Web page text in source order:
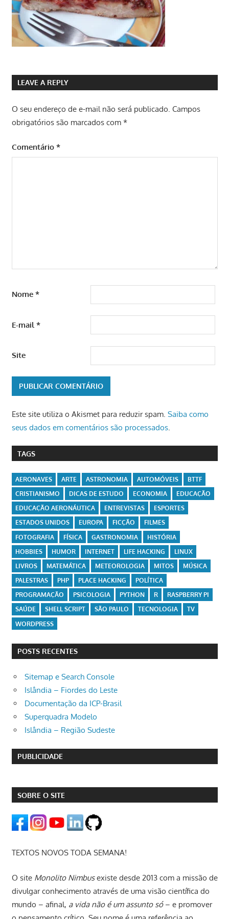
LEAVE A REPLY
O seu endereço de e-mail não será publicado. Campos
obrigatórios são marcados com *
Comentário *
Nome *
E-mail *
Site
Este site utiliza o Akismet para reduzir spam. Saiba como
seus dados em comentários são processados.
TAGS
AERONAVES ARTE ASTRONOMIA AUTOMÓVEIS
BTTF
CRISTIANISMO
DICAS DE ESTUDO ECONOMIA
EDUCAÇÃO
EDUCAÇÃO AERONÁUTICA
ENTREVISTAS
ESPORTES
ESTADOS UNIDOS
EUROPA FICÇÃO
FILMES
FOTOGRAFIA
FÍSICA GASTRONOMIA
HISTÓRIA
HOBBIES
HUMOR INTERNET LIFE HACKING
LINUX
LIVROS
MATEMÁTICA METEOROLOGIA MITOS
MÚSICA
PALESTRAS
PHP PLACE HACKING
POLÍTICA
PROGRAMAÇÃO
PSICOLOGIA PYTHON R
RASPBERRY PI
SAÚDE
SHELL SCRIPT SÃO PAULO TECNOLOGIA
TV
WORDPRESS
POSTS RECENTES
Sitemap e Search Console
Islândia – Fiordes do Leste
Documentação da ICP-Brasil
Superquadra Modelo
Islândia – Região Sudeste
PUBLICIDADE
SOBRE O SITE
TEXTOS NOVOS TODA SEMANA!
O site Monolito Nimbusexiste desde 2013 com a missão de
divulgar conhecimento através de uma visão científica do
mundo – afinal, a vida não é um assunto só– e promover